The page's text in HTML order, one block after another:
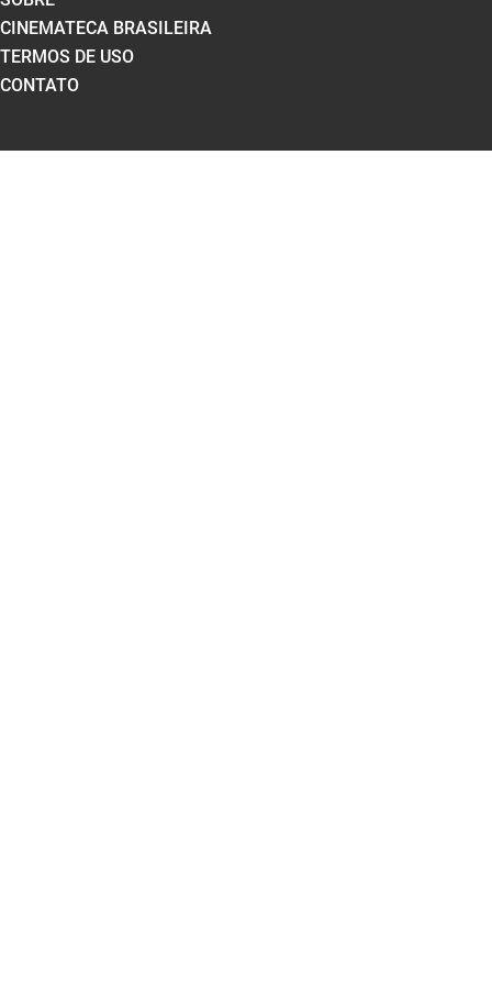
CINEMATECA BRASILEIRA
TERMOS DE USO
CONTATO